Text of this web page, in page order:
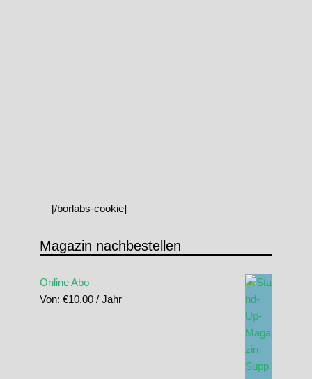
[/borlabs-cookie]
Magazin nachbestellen
Online Abo
Von: €10.00 / Jahr